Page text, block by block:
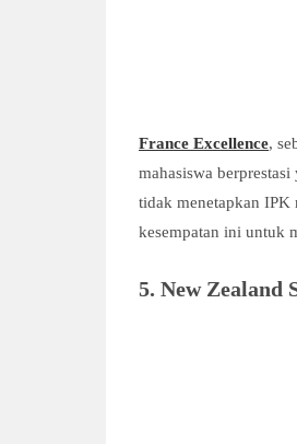
France Excellence,
mahasiswa
tidak menetapkan IPK
kesempatan ini untuk
5. New Zealand